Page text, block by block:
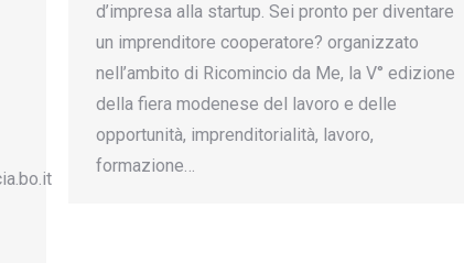
d’impresa alla startup. Sei pronto per diventare
un imprenditore cooperatore? organizzato
nell’ambito di Ricomincio da Me, la V° edizione
della fiera modenese del lavoro e delle
opportunità, imprenditorialità, lavoro,
formazione…